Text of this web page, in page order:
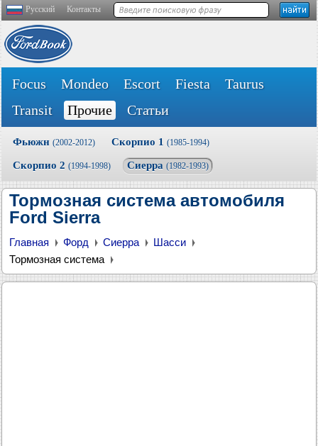
Русский Контакты
Focus Mondeo Escort Fiesta
Taurus
Transit
Прочие Статьи
Фьюжн (2002-2012) Скорпио 1 (1985-1994)
Скорпио 2 (1994-1998) Сиерра (1982-1993)
Тормозная система автомобиля
Ford Sierra
Главная Форд Сиерра
Шасси
Тормозная система